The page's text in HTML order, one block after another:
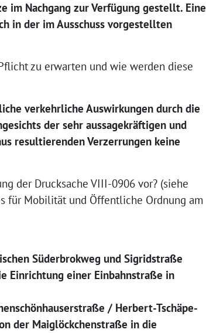
im Nachgang zur Verfügung gestellt. Eine
in der im Ausschuss vorgestellten
zu erwarten und wie werden diese
verkehrliche Auswirkungen durch die
der sehr aussagekräftigen und
resultierenden Verzerrungen keine
der Drucksache VIII-0906 vor? (siehe
für Mobilität und Öffentliche Ordnung am
Süderbrokweg und Sigridstraße
Einrichtung einer Einbahnstraße in
/ Herbert-Tschäpe-
der Maiglöckchenstraße in die